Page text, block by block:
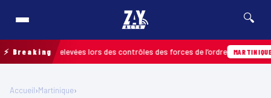
🔍
⚡ Breakingrelevées lors des contrôles des forces de l’ordre MARTINIQUE
Accueil›Martinique›